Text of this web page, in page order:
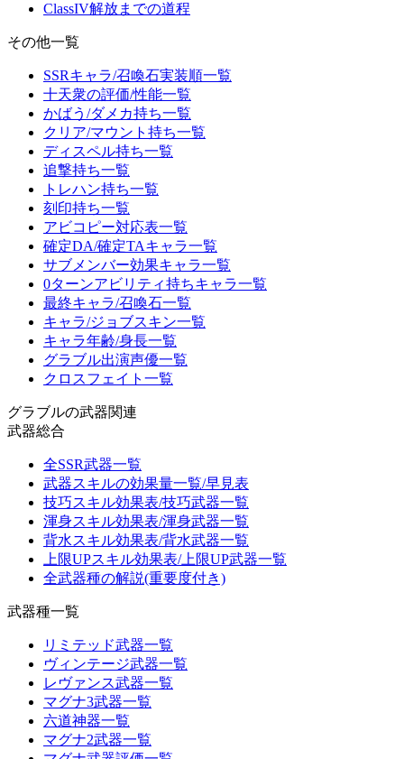
ClassIV解放までの道程
その他一覧
SSRキャラ/召喚石実装順一覧
十天衆の評価/性能一覧
かばう/ダメカ持ち一覧
クリア/マウント持ち一覧
ディスペル持ち一覧
追撃持ち一覧
トレハン持ち一覧
刻印持ち一覧
アビコピー対応表一覧
確定DA/確定TAキャラ一覧
サブメンバー効果キャラ一覧
0ターンアビリティ持ちキャラ一覧
最終キャラ/召喚石一覧
キャラ/ジョブスキン一覧
キャラ年齢/身長一覧
グラブル出演声優一覧
クロスフェイト一覧
グラブルの武器関連
武器総合
全SSR武器一覧
武器スキルの効果量一覧/早見表
技巧スキル効果表/技巧武器一覧
渾身スキル効果表/渾身武器一覧
背水スキル効果表/背水武器一覧
上限UPスキル効果表/上限UP武器一覧
全武器種の解説(重要度付き)
武器種一覧
リミテッド武器一覧
ヴィンテージ武器一覧
レヴァンス武器一覧
マグナ3武器一覧
六道神器一覧
マグナ2武器一覧